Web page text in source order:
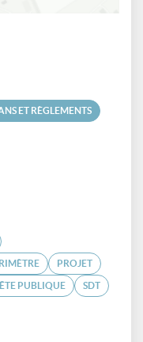
ET RÈGLEMENTS
PROJET
PUBLIQUE SDT